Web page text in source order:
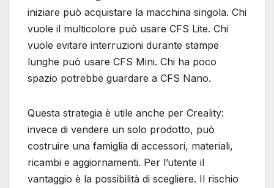
iniziare può acquistare la macchina singola. Chi
vuole il multicolore può usare CFS Lite. Chi
vuole evitare interruzioni durante stampe
lunghe può usare CFS Mini. Chi ha poco
spazio potrebbe guardare a CFS Nano.
Questa strategia è utile anche per Creality:
invece di vendere un solo prodotto, può
costruire una famiglia di accessori, materiali,
ricambi e aggiornamenti. Per l’utente il
vantaggio è la possibilità di scegliere. Il rischio